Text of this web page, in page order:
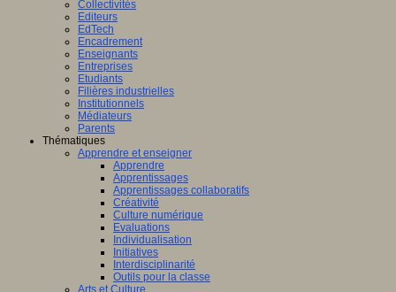
Collectivités
Editeurs
EdTech
Encadrement
Enseignants
Entreprises
Etudiants
Filières industrielles
Institutionnels
Médiateurs
Parents
Thématiques
Apprendre et enseigner
Apprendre
Apprentissages
Apprentissages collaboratifs
Créativité
Culture numérique
Evaluations
Individualisation
Initiatives
Interdisciplinarité
Outils pour la classe
Arts et Culture